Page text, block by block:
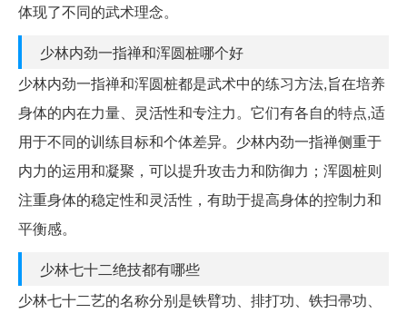
体现了不同的武术理念。
少林内劲一指禅和浑圆桩哪个好
少林内劲一指禅和浑圆桩都是武术中的练习方法,旨在培养
身体的内在力量、灵活性和专注力。它们有各自的特点,适
用于不同的训练目标和个体差异。少林内劲一指禅侧重于
内力的运用和凝聚，可以提升攻击力和防御力；浑圆桩则
注重身体的稳定性和灵活性，有助于提高身体的控制力和
平衡感。
少林七十二绝技都有哪些
少林七十二艺的名称分别是铁臂功、排打功、铁扫帚功、